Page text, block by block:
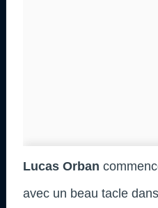
Lucas Orban
avec un beau tacle